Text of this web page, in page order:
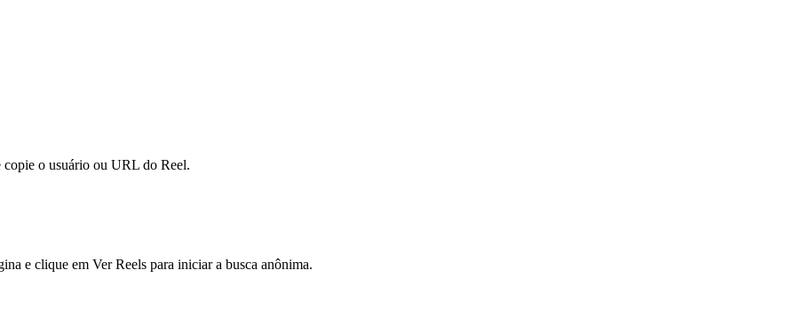
o usuário ou URL do Reel.
e clique em Ver Reels para iniciar a busca anônima.